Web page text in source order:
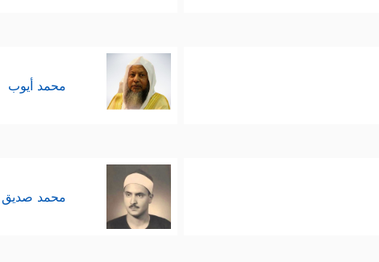
محمد أيوب
محمد صديق